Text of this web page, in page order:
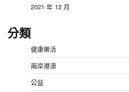
2021 年 12 月
分類
健康樂活
兩岸港澳
公益